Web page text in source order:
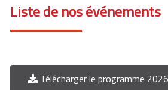
Liste de nos événements
Télécharger le programme 2026